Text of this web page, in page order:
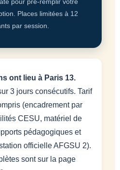
Places limitées à 12
par session.
ont lieu à Paris 13.
3 jours consécutifs. Tarif
(encadrement par
CESU, matériel de
pédagogiques et
officielle AFGSU 2).
sont sur la page